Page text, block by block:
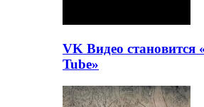
VK Видео становится
Tube»